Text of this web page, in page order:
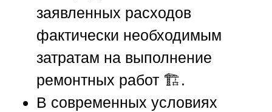
заявленных расходов
фактически необходимым
затратам на выполнение
ремонтных работ 🏗️.
В современных условиях